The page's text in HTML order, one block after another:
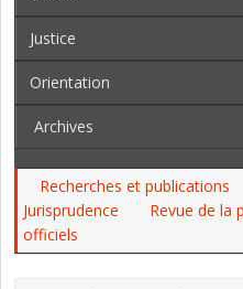
Justice
Orientation
Archives
Recherches et publications
Jurisprudence
Revue de la
officiels